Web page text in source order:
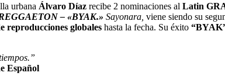
urbana Álvaro Díaz recibe 2 nominaciones al Latin
– «BYAK.» Sayonara, viene siendo su
reproducciones globales hasta la fecha. Su éxito
Español